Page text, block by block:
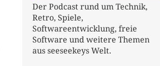
Der Podcast rund um Technik,
Retro, Spiele,
Softwareentwicklung, freie
Software und weitere Themen
aus seeseekeys Welt.